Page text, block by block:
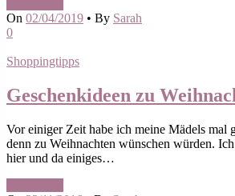
On 02/04/2019 • By Sarah
0
Shoppingtipps
Geschenkideen zu
Vor einiger Zeit habe ich meine Mädels mal
denn zu Weihnachten wünschen würden.
hier und da einiges…